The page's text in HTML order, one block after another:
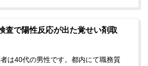
もかかわらず、そのまま現場を離れ
（ひき逃げ）。その後、別の場所で
ック塀に衝突するなどしましたが、
にタクシーで県外の知人宅へ逃亡。
の尿検査で覚せい剤の陽性反応が出
査で陽性反応が出た覚せい剤取
は40代の男性です。都内にて職務質